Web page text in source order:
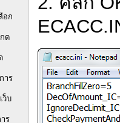
อก
ด
าร
ว็บ
ร